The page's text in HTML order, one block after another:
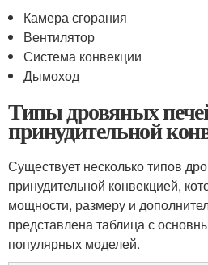
Камера сгорания
Вентилятор
Система конвекции
Дымоход
Типы дровяных
принудительной
Существует несколько типов
принудительной конвекцией,
мощности, размеру и
представлена таблица с
популярных моделей.